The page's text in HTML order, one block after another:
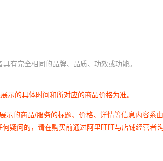
有完全相同的品牌、品质、功效或功能。
示的具体时间和所对应的商品价格为准。
的商品/服务的标题、价格、详情等信息内容系
疑问的，请在购买前通过阿里旺旺与店铺经营者